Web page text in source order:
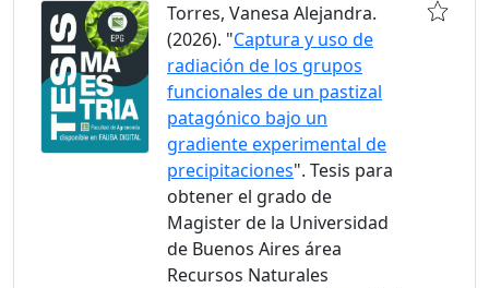
Torres, Vanesa Alejandra.
(2026). "Captura y uso de
radiación de los grupos
funcionales de un pastizal
patagónico bajo un
gradiente experimental de
precipitaciones". Tesis para
obtener el grado de
Magister de la Universidad
de Buenos Aires área
Recursos Naturales